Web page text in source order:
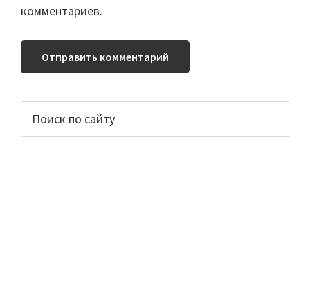
комментариев.
Основной
сайдбар